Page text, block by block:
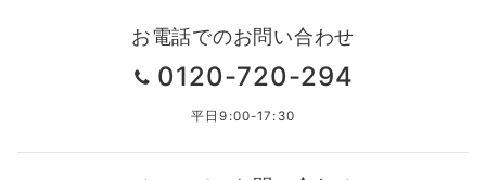
お電話でのお問い合わせ
0120-720-294
平日9:00-17:30